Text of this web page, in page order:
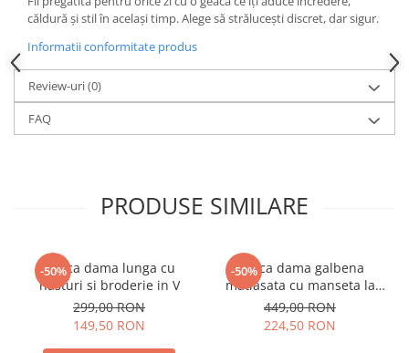
căldură și stil în același timp. Alege să strălucești discret, dar sigur.
Informatii conformitate produs
Review-uri(0)
FAQ
PRODUSE SIMILARE
-50%
Geaca dama lunga cu
nasturi si broderie in V
299,00 RON
149,50 RON
-50%
Geaca dama galbena
matlasata cu manseta la
maneca si elastic in talie
449,00 RON
224,50 RON